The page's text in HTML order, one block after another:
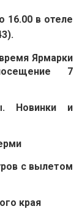
16.00 в отеле
Ярмарки
7
Новинки и
с вылетом
края